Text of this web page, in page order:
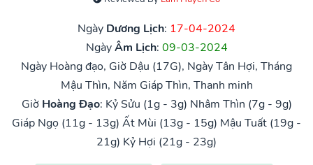
Ngày Dương Lịch: 17-04-2024
NgàyÂm Lịch: 09-03-2024
Ngày Hoàng đạo, Giờ Dậu (17G), Ngày Tân Hợi, Tháng
Mậu Thìn, Năm Giáp Thìn, Thanh minh
Giờ Hoàng Đạo: Kỷ Sửu (1g - 3g) Nhâm Thìn (7g - 9g)
Giáp Ngọ (11g - 13g) Ất Mùi (13g - 15g) Mậu Tuất (19g -
21g) Kỷ Hợi (21g - 23g)